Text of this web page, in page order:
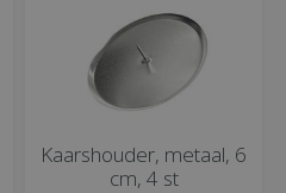
Kaarshouder, metaal, 6
cm, 4 st